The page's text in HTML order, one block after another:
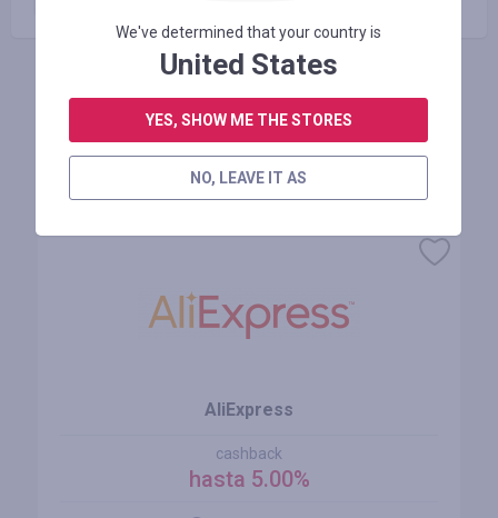
Tiendas similares
AliExpress
cashback
hasta 5.00%
We've determined that your country is
United States
YES, SHOW ME THE STORES
NO, LEAVE IT AS